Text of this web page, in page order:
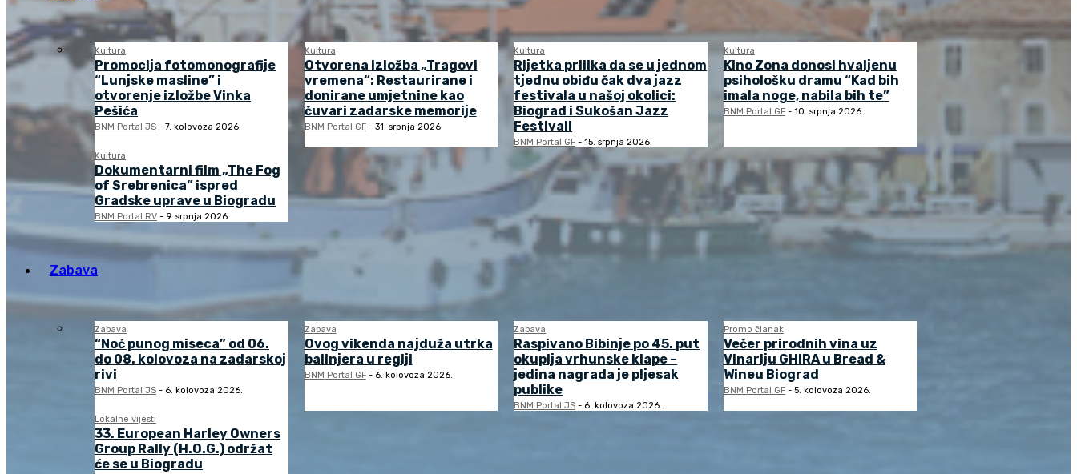
Kultura
Promocija fotomonografije
“Lunjske masline” i
otvorenje izložbe Vinka
Pešića
BNM Portal JS - 7. kolovoza 2026.
Kultura
Otvorena izložba „Tragovi
vremena“: Restaurirane i
donirane umjetnine kao
čuvari zadarske memorije
BNM Portal GF - 31. srpnja 2026.
Kultura
Rijetka prilika da se u jednom
tjednu obiđu čak dva jazz
festivala u našoj okolici:
Biograd i Sukošan Jazz
Festivali
BNM Portal GF - 15. srpnja 2026.
Kultura
Kino Zona donosi hvaljenu
psihološku dramu “Kad bih
imala noge, nabila bih te”
BNM Portal GF - 10. srpnja 2026.
Kultura
Dokumentarni film „The Fog
of Srebrenica” ispred
Gradske uprave u Biogradu
BNM Portal RV - 9. srpnja 2026.
Zabava
Zabava
“Noć punog miseca” od 06.
do 08. kolovoza na zadarskoj
rivi
BNM Portal JS - 6. kolovoza 2026.
Zabava
Ovog vikenda najduža utrka
balinjera u regiji
BNM Portal GF - 6. kolovoza 2026.
Zabava
Raspivano Bibinje po 45. put
okuplja vrhunske klape –
jedina nagrada je pljesak
publike
BNM Portal JS - 6. kolovoza 2026.
Promo članak
Večer prirodnih vina uz
Vinariju GHIRA u Bread &
Wineu Biograd
BNM Portal GF - 5. kolovoza 2026.
Lokalne vijesti
33. European Harley Owners
Group Rally (H.O.G.) održat
će se u Biogradu